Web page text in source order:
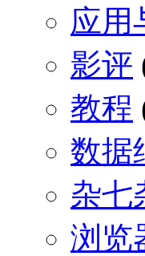
应用
影评
教程
数据
杂七
浏览